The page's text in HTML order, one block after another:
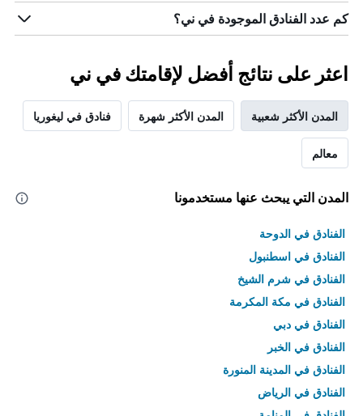
كم عدد الفنادق الموجودة في ني؟
اعثر على نتائج أفضل لإقامتك في ني
المدن الأكثر شعبية المدن الأكثر شهرة فنادق في ليغوريا
معالم
المدن التي يبحث عنها مستخدمونا
الفنادق في الدوحة
الفنادق في اسطنبول
الفنادق في شرم الشيخ
الفنادق في مكة المكرمة
الفنادق في دبي
الفنادق في الخبر
الفنادق في المدينة المنورة
الفنادق في الرياض